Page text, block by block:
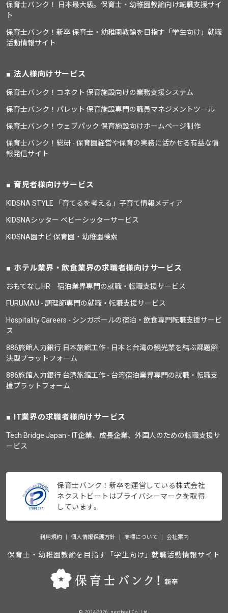
保育士バンク！ 日本最大級。保育士・幼稚園教諭向け転職支援サイ
ト
保育士バンク！新卒 保育士・幼稚園教諭を目指す「学生向け」就職
活動情報サイト
法人様向けサービス
保育士バンク！コネクト 保育施設向けの業務支援システム
保育士バンク！パレット 保育施設専門の職員マネジメントツール
保育士バンク！ウェブパック 保育施設向けホームページ制作
保育士バンク！総研 - 保育園経営や保育の実務に活かせる有益な情
報発信サイト
育児者様向けサービス
KIDSNA STYLE 「育てるを考える」子育て情報メディア
KIDSNAシッター ベビーシッターサービス
KIDSNA園ナビ 保育園・幼稚園検索
ホテル業界・飲食業界の求職者様向けサービス
おもてなしHR 宿泊業界専門の就職・転職支援サービス
FURUMAU - 調理師専門の就職・転職支援サービス
Hospitality Careers - シンガポールの宿泊・飲食専門転職支援サービ
ス
886旅館人力銀行 日本旅館工作 - 日本と台湾の観光業を結ぶ課題解
決型プラットフォーム
886旅館人力銀行 台湾旅館工作 - 台湾宿泊業界専門の就職・転職支
援プラットフォーム
IT業界の求職者様向けサービス
Tech Bridge Japan - IT企業、成長企業、外国人のための転職支援サ
ービス
保育士バンク！新卒を運営している株式会社
ネクストビートはプライバシーマークを取得
しています。
利用規約 個人情報保護方針 商標について 会社案内
保育士・幼稚園教諭を目指す「学生向け」就職活動情報サイト